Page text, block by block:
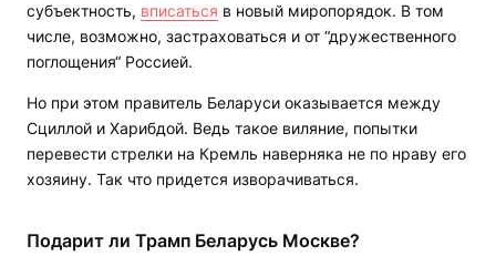
субъектность, вписаться в новый миропорядок. В том
числе, возможно, застраховаться и от “дружественного
поглощения“ Россией.
Но при этом правитель Беларуси оказывается между
Сциллой и Харибдой. Ведь такое виляние, попытки
перевести стрелки на Кремль наверняка не по нраву его
хозяину. Так что придется изворачиваться.
Подарит ли Трамп Беларусь Москве?